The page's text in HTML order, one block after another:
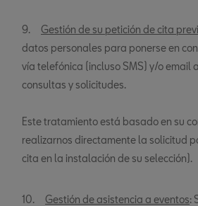
9. Gestión de su petición de cita
datos personales para ponerse en
vía telefónica (incluso SMS) y/o email
consultas y solicitudes.
Este tratamiento está basado en su
realizarnos directamente la solicitud
cita en la instalación de su selección).
10. Gestión de asistencia a eventos: